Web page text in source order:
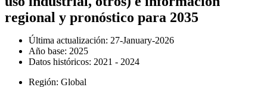
regional y pronóstico para 2035
Última actualización: 27-January-2026
Año base: 2025
Datos históricos: 2021 - 2024
Región: Global